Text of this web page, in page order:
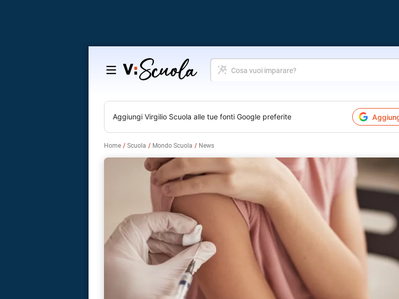
Salta
contenuto
Cosa
vuoi
Aggiungi Virgilio Scuola alle tue fonti Google preferite
Home Scuola Mondo Scuola News